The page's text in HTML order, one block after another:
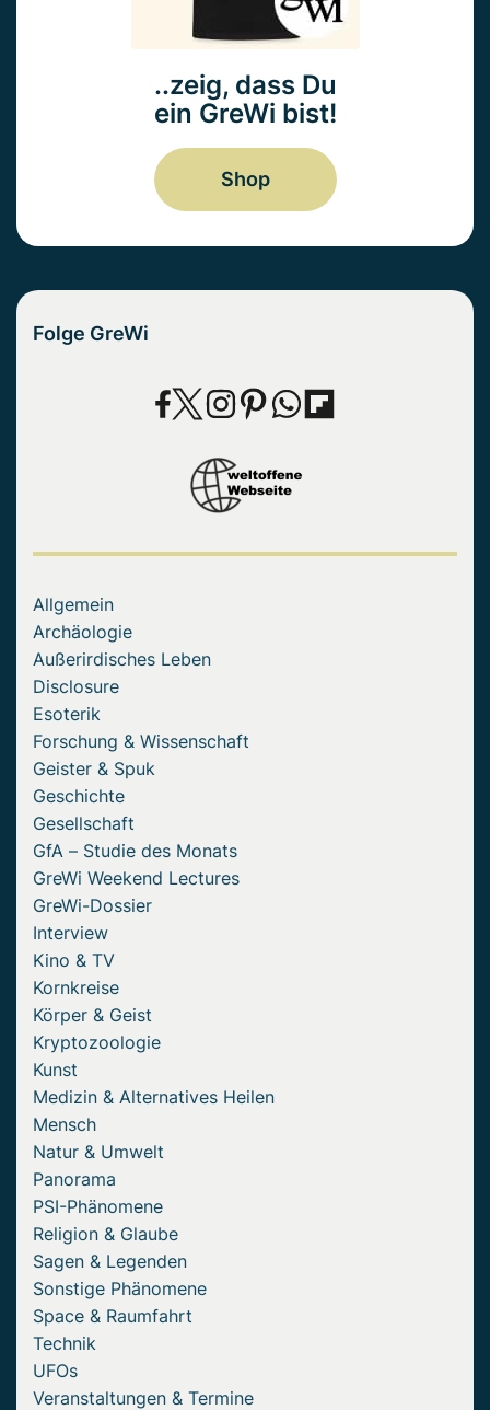
..zeig, dass Du
ein GreWi bist!
Shop
Folge GreWi
Allgemein
Archäologie
Außerirdisches Leben
Disclosure
Esoterik
Forschung & Wissenschaft
Geister & Spuk
Geschichte
Gesellschaft
GfA – Studie des Monats
GreWi Weekend Lectures
GreWi-Dossier
Interview
Kino & TV
Kornkreise
Körper & Geist
Kryptozoologie
Kunst
Medizin & Alternatives Heilen
Mensch
Natur & Umwelt
Panorama
PSI-Phänomene
Religion & Glaube
Sagen & Legenden
Sonstige Phänomene
Space & Raumfahrt
Technik
UFOs
Veranstaltungen & Termine